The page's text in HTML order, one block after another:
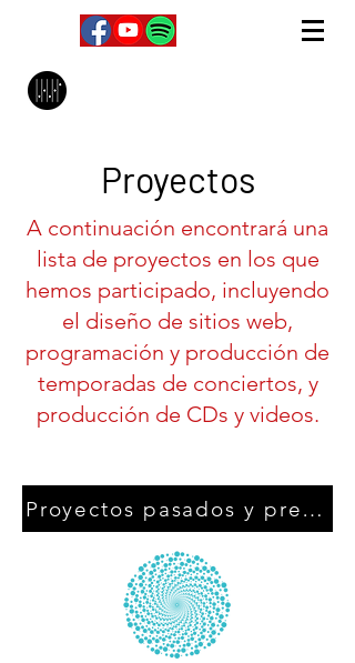
Proyectos
A continuación encontrará una
lista de proyectos en los que
hemos participado, incluyendo
el diseño de sitios web,
programación y producción de
temporadas de conciertos, y
producción de CDs y videos.
Proyectos pasados y